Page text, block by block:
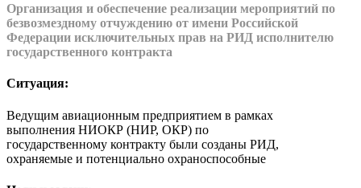
Организация и обеспечение реализации мероприятий по
безвозмездному отчуждению от имени Российской
Федерации исключительных прав на РИД исполнителю
государственного контракта
Ситуация:
Ведущим авиационным предприятием в рамках
выполнения НИОКР (НИР, ОКР) по
государственному контракту были созданы РИД,
охраняемые и потенциально охраноспособные